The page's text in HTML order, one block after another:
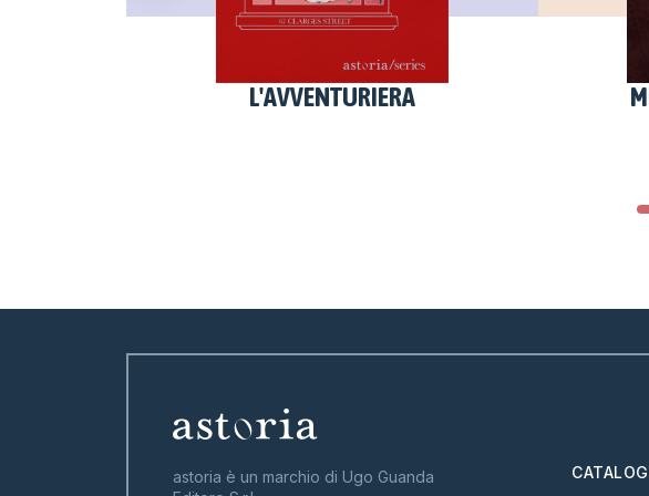
L'AVVENTURIERA
astoria è un marchio di Ugo Guanda